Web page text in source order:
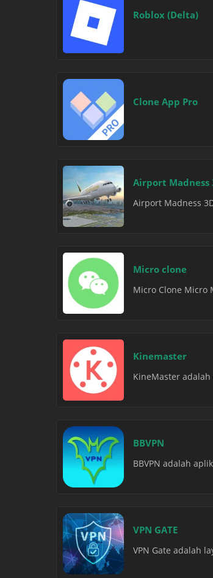
Roblox (Delta)
Clone App Pro
Airport Madness
Airport Madness
Micro clone
Micro Clone Micro
Kinemaster
KineMaster
BBVPN
BBVPN adalah
VPN GATE
VPN Gate adalah